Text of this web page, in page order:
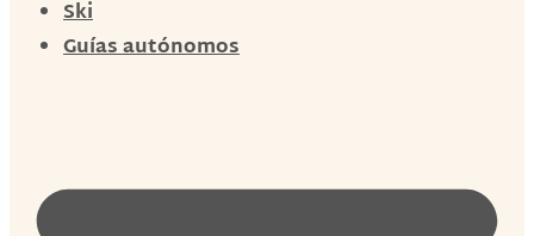
Ski
Guías autónomos